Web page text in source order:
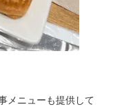
メニューも提供して